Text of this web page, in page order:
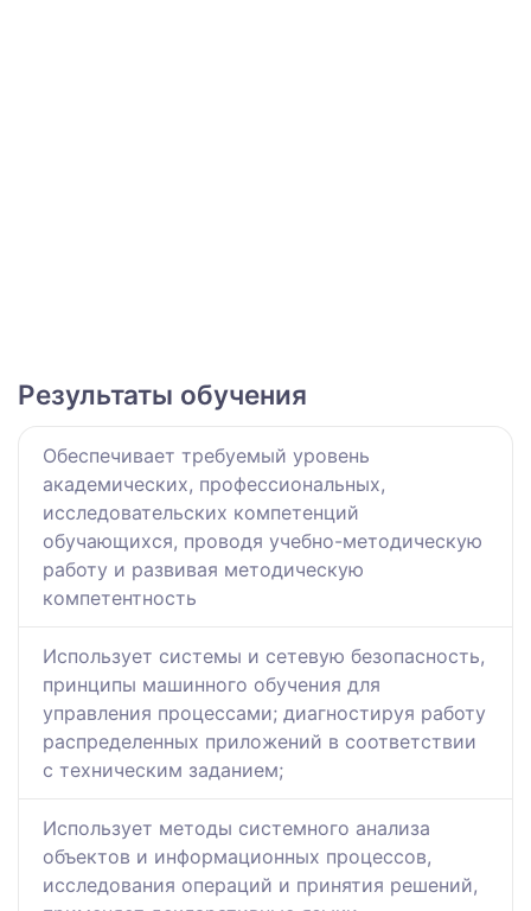
Результаты обучения
Обеспечивает требуемый уровень
академических, профессиональных,
исследовательских компетенций
обучающихся, проводя учебно-методическую
работу и развивая методическую
компетентность
Использует системы и сетевую безопасность,
принципы машинного обучения для
управления процессами; диагностируя работу
распределенных приложений в соответствии
с техническим заданием;
Использует методы системного анализа
объектов и информационных процессов,
исследования операций и принятия решений,